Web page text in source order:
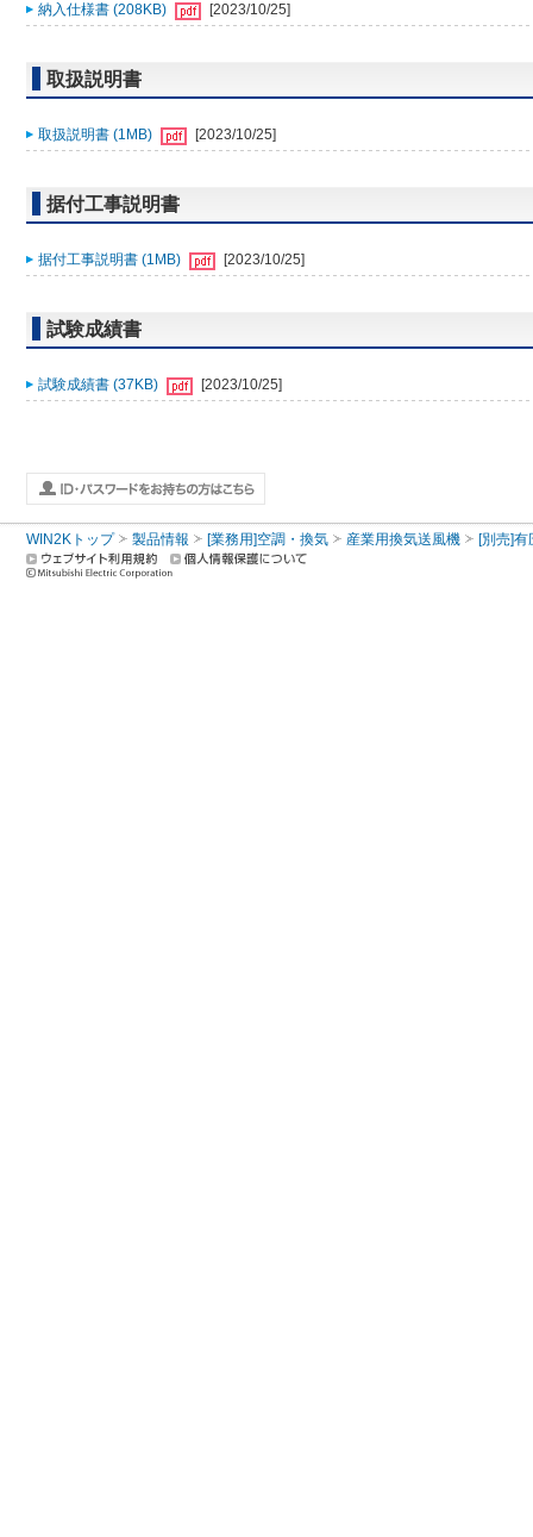
納入仕様書 (208KB) [2023/10/25]
取扱説明書
取扱説明書 (1MB) [2023/10/25]
据付工事説明書
据付工事説明書 (1MB) [2023/10/25]
試験成績書
試験成績書 (37KB) [2023/10/25]
WIN2Kトップ 製品情報 [業務用]空調・換気 産業用換気送風機 [別売]有